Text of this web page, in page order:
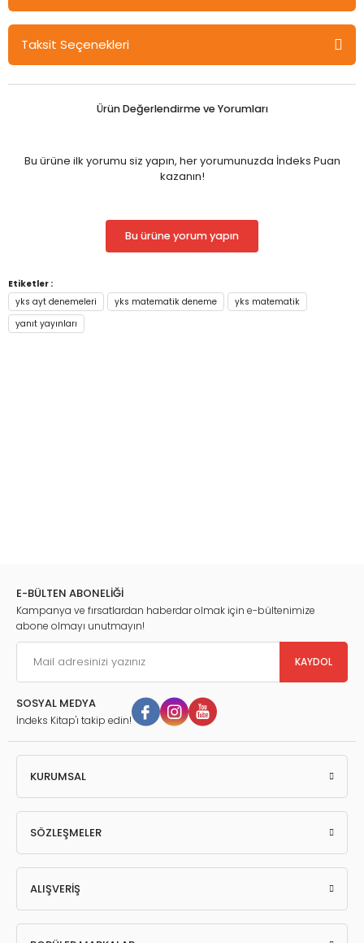
Yanıt YKS AYT Matematik 17 Deneme Yanıt Yayınları
Taksit Seçenekleri
Ürün Değerlendirme ve Yorumları
Bu ürüne ilk yorumu siz yapın, her yorumunuzda İndeks Puan
kazanın!
Bu ürüne yorum yapın
Etiketler :
yks ayt denemeleri
yks matematik deneme
yks matematik
yanıt yayınları
E-BÜLTEN ABONELİĞİ
Kampanya ve fırsatlardan haberdar olmak için e-bültenimize
abone olmayı unutmayın!
KAYDOL
SOSYAL MEDYA
İndeks Kitap'ı takip edin!
KURUMSAL
SÖZLEŞMELER
ALIŞVERİŞ